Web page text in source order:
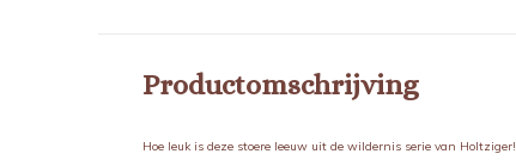
Productomschrijving
Hoe leuk is deze stoere leeuw uit de wildernis serie van Holtziger!